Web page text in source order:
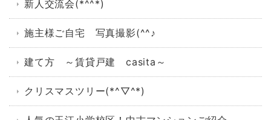
新人交流会(*^^*)
施主様ご自宅 写真撮影(^^♪
建て方 ～賃貸戸建 casita～
クリスマスツリー(*^▽^*)